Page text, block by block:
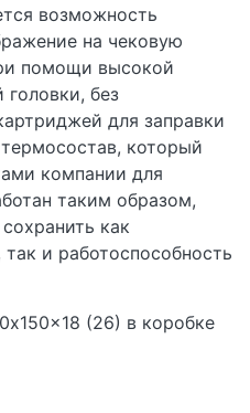
возможность
на чековую
помощи высокой
без
для заправки
который
компании для
таким образом,
как
и работоспособность
(26) в коробке